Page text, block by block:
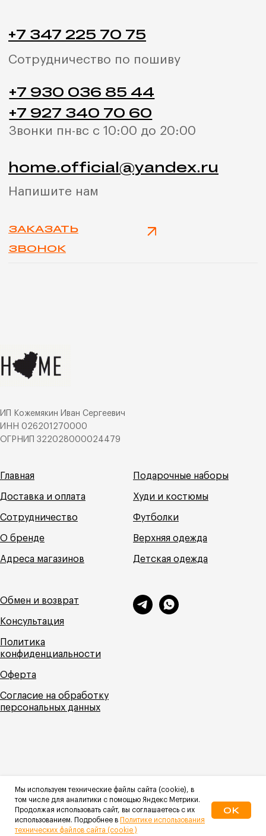
Мы используем технические файлы сайта (cookie), в
том числе для аналитики с помощью Яндекс Метрики.
Продолжая использовать сайт, вы соглашаетесь с их
использованием. Подробнее в Политике использования
технических файлов сайта (cookie )
OK
ИП Кожемякин Иван Сергеевич
ИНН 026201270000
ОГРНИП 322028000024479
Главная
Доставка и оплата
Сотрудничество
О бренде
Адреса магазинов
Подарочные наборы
Худи и костюмы
Футболки
Верхняя одежда
Детская одежда
Обмен и возврат
Консультация
Политика
конфиденциальности
Оферта
Согласие на обработку
персональных данных
© HOME, 2026